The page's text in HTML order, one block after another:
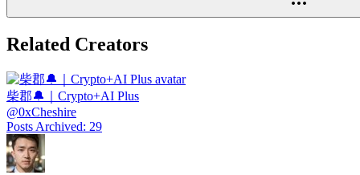
Related Creators
柴郡🔔｜Crypto+AI Plus
@0xCheshire
Posts Archived: 29